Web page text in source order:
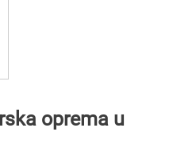
oprema u